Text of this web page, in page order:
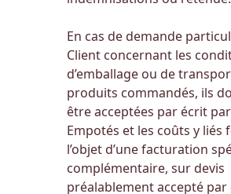
En cas de demande
Client concernant les
d’emballage ou de
produits commandés, ils
être acceptées par écrit
Empotés et les coûts y liés
l’objet d’une facturation
complémentaire, sur devis
préalablement accepté